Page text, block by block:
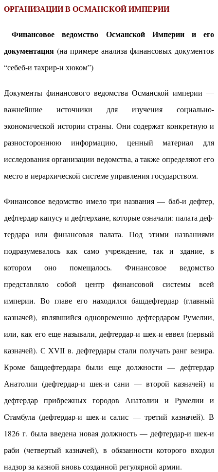
ОРГАНИЗАЦИИ В ОСМАНСКОЙ ИМПЕРИИ
Финансовое ведомство Османской Империи и его
документация (на примере анализа финансовых документов
“себеб-и тахрир-и хюком”)
Документы финансового ведомства Османской империи —
важнейшие источники для изучения социально-
экономической истории страны. Они содержат конкретную и
разностороннюю информацию, ценный материал для
исследования организации ведомства, а также определяют его
место в иерархической системе управления государством.
Финансовое ведомство имело три названия — баб-и дефтер,
дефтердар капусу и дефтерхане, которые означали: палата деф-
тердара или финансовая палата. Под этими названиями
подразумевалось как само учреждение, так и здание, в
котором оно помещалось. Финансовое ведомство
представляло собой центр финансовой системы всей
империи. Во главе его находился башдефтердар (главный
казначей), являвшийся одновременно дефтердаром Румелии,
или, как его еще называли, дефтердар-и шек-и еввел (первый
казначей). С XVII в. дефтердары стали получать ранг везира.
Кроме башдефтердара были еще должности — дефтердар
Анатолии (дефтердар-и шек-и сани — второй казначей) и
дефтердар прибрежных городов Анатолии и Румелии и
Стамбула (дефтердар-и шек-и салис — третий казначей). В
1826 г. была введена новая должность — дефтердар-и шек-и
раби (четвертый казначей), в обязанности которого входил
надзор за казной вновь созданной регулярной армии.